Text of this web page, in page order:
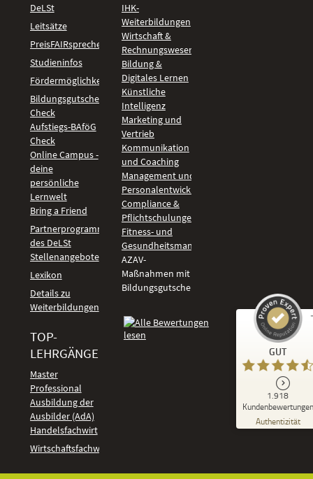
DeLSt
Leitsätze
PreisFAIRsprechen
Studieninfos
Fördermöglichkeiten
Bildungsgutschein
Check
Aufstiegs-BAföG
Check
Online Campus -
deine
persönliche
Lernwelt
Bring a Friend
Partnerprogramm
des DeLSt
Stellenangebote
Lexikon
Details zu
Weiterbildungen
TOP-
LEHRGÄNGE
Master
Professional
Ausbildung der
Ausbilder (AdA)
Handelsfachwirt
Wirtschaftsfachwirt
IHK-
Weiterbildungen
Wirtschaft &
Rechnungswesen
Bildung &
Digitales Lernen
Künstliche
Intelligenz
Marketing und
Vertrieb
Kommunikation
und Coaching
Management und
Personalentwicklung
Compliance &
Pflichtschulungen
Fitness- und
Gesundheitsmanagement
AZAV-
Maßnahmen mit
Bildungsgutschein
GUT
1.918
Kundenbewertungen
Authentizität
Kundenbewertungen und Erfahrungen zu
DeLSt - Deutsches eLearning Studieninstitut
92
%
Empfehlungen auf
ProvenExpert.com